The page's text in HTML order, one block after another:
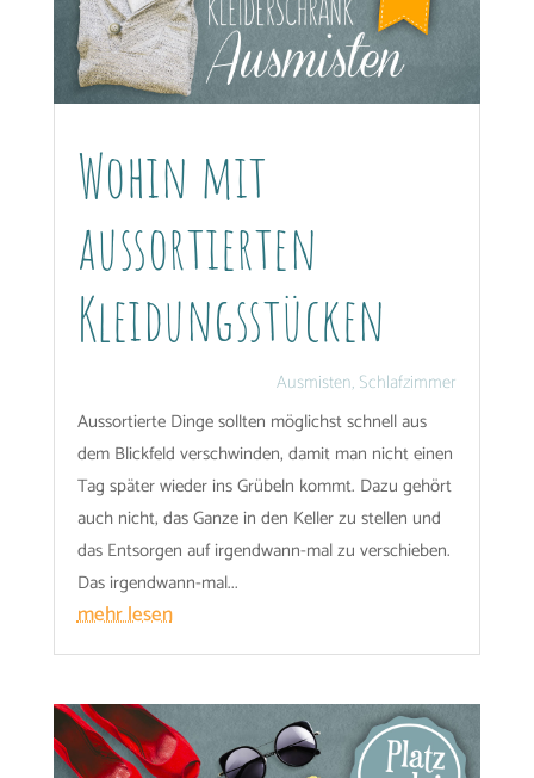
Wohin mit
aussortierten
Kleidungsstücken
Ausmisten, Schlafzimmer
Aussortierte Dinge sollten möglichst schnell aus
dem Blickfeld verschwinden, damit man nicht einen
Tag später wieder ins Grübeln kommt. Dazu gehört
auch nicht, das Ganze in den Keller zu stellen und
das Entsorgen auf irgendwann-mal zu verschieben.
Das irgendwann-mal...
mehr lesen